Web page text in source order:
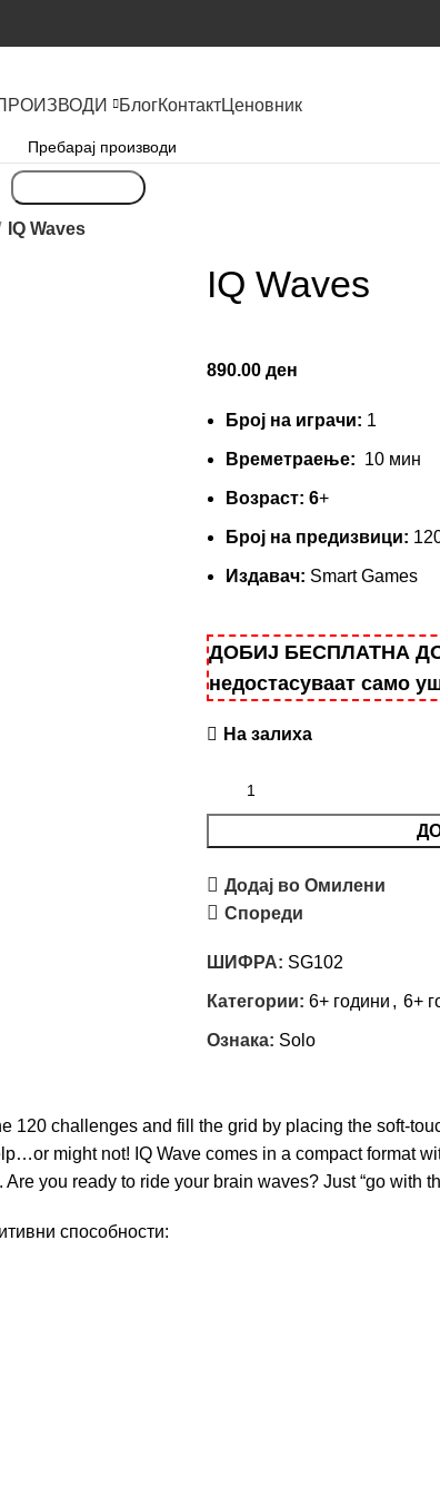
БлогКонтактЦеновник
IQ Waves
IQ Waves
890.00 ден
Број на играчи: 1
Времетраење: 10 мин
Вoзраст: 6+
Број на предизвици:
Издавач: Smart Games
ДОБИЈ БЕСПЛАТНА
недостасуваат само
На залиха
Додај во Омилени
Спореди
ШИФРА: SG102
Категории: 6+ години , 6+
Ознака: Solo
120 challenges and fill the grid by placing the soft-
might not! IQ Wave comes in a compact format
you ready to ride your brain waves? Just “go with
способности: